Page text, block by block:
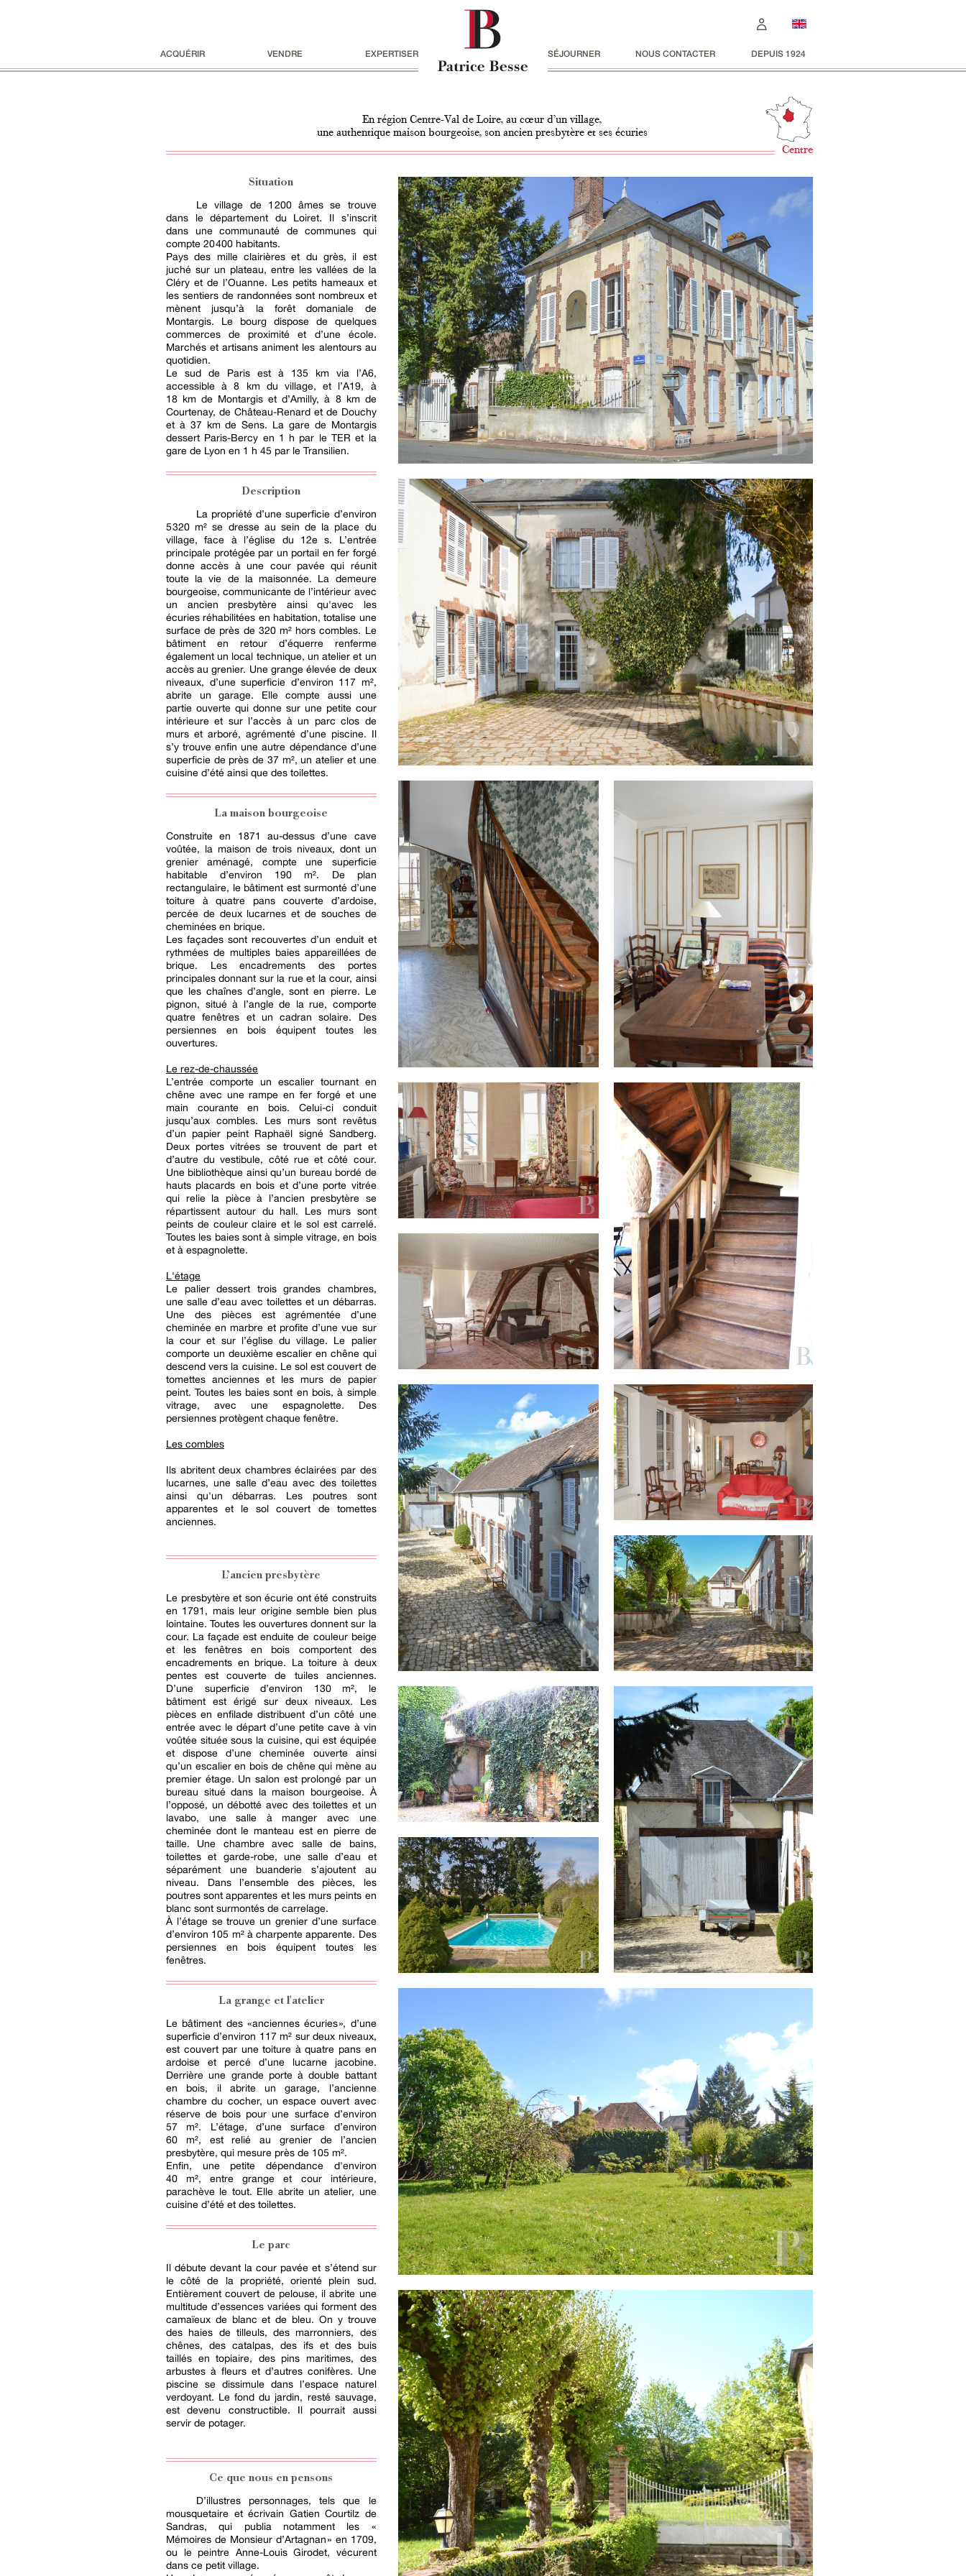
ACQUÉRIR VENDRE EXPERTISER SÉJOURNER NOUS CONTACTER DEPUIS 1924
En région Centre-Val de Loire, au cœur d’un village,
une authentique maison bourgeoise, son ancien presbytère et ses écuries
Centre
Situation
Le village de 1 200 âmes se trouve
dans le département du Loiret. Il s’inscrit
dans une communauté de communes qui
compte 20 400 habitants.
Pays des mille clairières et du grès, il est
juché sur un plateau, entre les vallées de la
Cléry et de l’Ouanne. Les petits hameaux et
les sentiers de randonnées sont nombreux et
mènent jusqu’à la forêt domaniale de
Montargis. Le bourg dispose de quelques
commerces de proximité et d’une école.
Marchés et artisans animent les alentours au
quotidien.
Le sud de Paris est à 135 km via l’A6,
accessible à 8 km du village, et l’A19, à
18 km de Montargis et d’Amilly, à 8 km de
Courtenay, de Château-Renard et de Douchy
et à 37 km de Sens. La gare de Montargis
dessert Paris-Bercy en 1 h par le TER et la
gare de Lyon en 1 h 45 par le Transilien.
Description
La propriété d’une superficie d’environ
5 320 m² se dresse au sein de la place du
village, face à l’église du 12e s. L’entrée
principale protégée par un portail en fer forgé
donne accès à une cour pavée qui réunit
toute la vie de la maisonnée. La demeure
bourgeoise, communicante de l’intérieur avec
un ancien presbytère ainsi qu'avec les
écuries réhabilitées en habitation, totalise une
surface de près de 320 m² hors combles. Le
bâtiment en retour d’équerre renferme
également un local technique, un atelier et un
accès au grenier. Une grange élevée de deux
niveaux, d’une superficie d’environ 117 m²,
abrite un garage. Elle compte aussi une
partie ouverte qui donne sur une petite cour
intérieure et sur l’accès à un parc clos de
murs et arboré, agrémenté d’une piscine. Il
s’y trouve enfin une autre dépendance d’une
superficie de près de 37 m², un atelier et une
cuisine d’été ainsi que des toilettes.
La maison bourgeoise
Construite en 1871 au-dessus d’une cave
voûtée, la maison de trois niveaux, dont un
grenier aménagé, compte une superficie
habitable d’environ 190 m². De plan
rectangulaire, le bâtiment est surmonté d’une
toiture à quatre pans couverte d’ardoise,
percée de deux lucarnes et de souches de
cheminées en brique.
Les façades sont recouvertes d’un enduit et
rythmées de multiples baies appareillées de
brique. Les encadrements des portes
principales donnant sur la rue et la cour, ainsi
que les chaînes d’angle, sont en pierre. Le
pignon, situé à l’angle de la rue, comporte
quatre fenêtres et un cadran solaire. Des
persiennes en bois équipent toutes les
ouvertures.
Le rez-de-chaussée
L’entrée comporte un escalier tournant en
chêne avec une rampe en fer forgé et une
main courante en bois. Celui-ci conduit
jusqu’aux combles. Les murs sont revêtus
d’un papier peint Raphaël signé Sandberg.
Deux portes vitrées se trouvent de part et
d’autre du vestibule, côté rue et côté cour.
Une bibliothèque ainsi qu’un bureau bordé de
hauts placards en bois et d’une porte vitrée
qui relie la pièce à l’ancien presbytère se
répartissent autour du hall. Les murs sont
peints de couleur claire et le sol est carrelé.
Toutes les baies sont à simple vitrage, en bois
et à espagnolette.
L'étage
Le palier dessert trois grandes chambres,
une salle d’eau avec toilettes et un débarras.
Une des pièces est agrémentée d’une
cheminée en marbre et profite d’une vue sur
la cour et sur l’église du village. Le palier
comporte un deuxième escalier en chêne qui
descend vers la cuisine. Le sol est couvert de
tomettes anciennes et les murs de papier
peint. Toutes les baies sont en bois, à simple
vitrage, avec une espagnolette. Des
persiennes protègent chaque fenêtre.
Les combles
Ils abritent deux chambres éclairées par des
lucarnes, une salle d’eau avec des toilettes
ainsi qu'un débarras. Les poutres sont
apparentes et le sol couvert de tomettes
anciennes.
L’ancien presbytère
Le presbytère et son écurie ont été construits
en 1791, mais leur origine semble bien plus
lointaine. Toutes les ouvertures donnent sur la
cour. La façade est enduite de couleur beige
et les fenêtres en bois comportent des
encadrements en brique. La toiture à deux
pentes est couverte de tuiles anciennes.
D’une superficie d’environ 130 m², le
bâtiment est érigé sur deux niveaux. Les
pièces en enfilade distribuent d’un côté une
entrée avec le départ d’une petite cave à vin
voûtée située sous la cuisine, qui est équipée
et dispose d’une cheminée ouverte ainsi
qu’un escalier en bois de chêne qui mène au
premier étage. Un salon est prolongé par un
bureau situé dans la maison bourgeoise. À
l’opposé, un débotté avec des toilettes et un
lavabo, une salle à manger avec une
cheminée dont le manteau est en pierre de
taille. Une chambre avec salle de bains,
toilettes et garde-robe, une salle d’eau et
séparément une buanderie s’ajoutent au
niveau. Dans l’ensemble des pièces, les
poutres sont apparentes et les murs peints en
blanc sont surmontés de carrelage.
À l’étage se trouve un grenier d’une surface
d’environ 105 m² à charpente apparente. Des
persiennes en bois équipent toutes les
fenêtres.
La grange et l'atelier
Le bâtiment des « anciennes écuries », d’une
superficie d’environ 117 m² sur deux niveaux,
est couvert par une toiture à quatre pans en
ardoise et percé d’une lucarne jacobine.
Derrière une grande porte à double battant
en bois, il abrite un garage, l’ancienne
chambre du cocher, un espace ouvert avec
réserve de bois pour une surface d’environ
57 m². L’étage, d’une surface d’environ
60 m², est relié au grenier de l’ancien
presbytère, qui mesure près de 105 m².
Enfin, une petite dépendance d'environ
40 m², entre grange et cour intérieure,
parachève le tout. Elle abrite un atelier, une
cuisine d’été et des toilettes.
Le parc
Il débute devant la cour pavée et s’étend sur
le côté de la propriété, orienté plein sud.
Entièrement couvert de pelouse, il abrite une
multitude d’essences variées qui forment des
camaïeux de blanc et de bleu. On y trouve
des haies de tilleuls, des marronniers, des
chênes, des catalpas, des ifs et des buis
taillés en topiaire, des pins maritimes, des
arbustes à fleurs et d’autres conifères. Une
piscine se dissimule dans l’espace naturel
verdoyant. Le fond du jardin, resté sauvage,
est devenu constructible. Il pourrait aussi
servir de potager.
Ce que nous en pensons
D’illustres personnages, tels que le
mousquetaire et écrivain Gatien Courtilz de
Sandras, qui publia notamment les «
Mémoires de Monsieur d’Artagnan » en 1709,
ou le peintre Anne-Louis Girodet, vécurent
dans ce petit village.